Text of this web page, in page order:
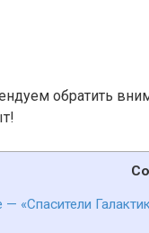
обратить
«Спасители